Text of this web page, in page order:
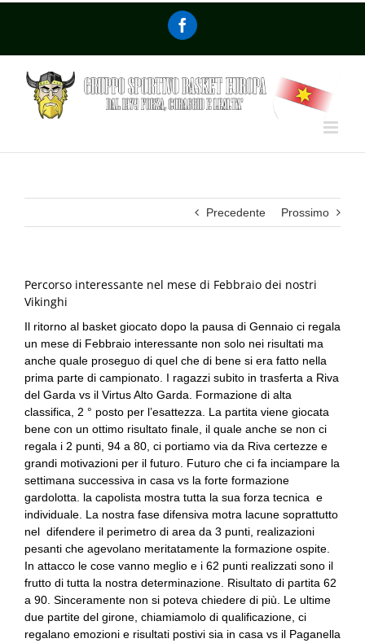
Precedente Prossimo
Percorso interessante nel mese di Febbraio dei nostri
Vikinghi
Il ritorno al basket giocato dopo la pausa di Gennaio ci regala
un mese di Febbraio interessante non solo nei risultati ma
anche quale proseguo di quel che di bene si era fatto nella
prima parte di campionato. I ragazzi subito in trasferta a Riva
del Garda vs il Virtus Alto Garda. Formazione di alta
classifica, 2 ° posto per l’esattezza. La partita viene giocata
bene con un ottimo risultato finale, il quale anche se non ci
regala i 2 punti, 94 a 80, ci portiamo via da Riva certezze e
grandi motivazioni per il futuro. Futuro che ci fa inciampare la
settimana successiva in casa vs la forte formazione
gardolotta. la capolista mostra tutta la sua forza tecnica e
individuale. La nostra fase difensiva motra lacune soprattutto
nel difendere il perimetro di area da 3 punti, realizazioni
pesanti che agevolano meritatamente la formazione ospite.
In attacco le cose vanno meglio e i 62 punti realizzati sono il
frutto di tutta la nostra determinazione. Risultato di partita 62
a 90. Sinceramente non si poteva chiedere di più. Le ultime
due partite del girone, chiamiamolo di qualificazione, ci
regalano emozioni e risultati postivi sia in casa vs il Paganella